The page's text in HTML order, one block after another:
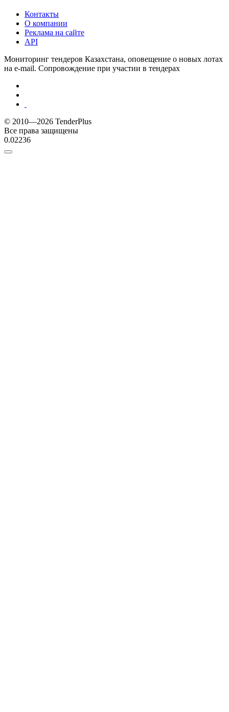
Контакты
О компании
Реклама на сайте
API
Мониторинг тендеров Казахстана, оповещение о новых лотах
на e-mail. Сопровождение при участии в тендерах
© 2010—2026 TenderPlus
Все права защищены
0.02236